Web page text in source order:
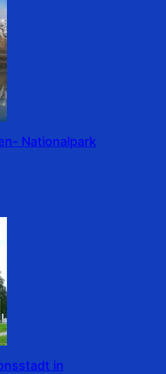
Nationalpark
in